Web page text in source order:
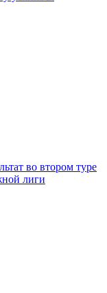
во втором туре
лиги